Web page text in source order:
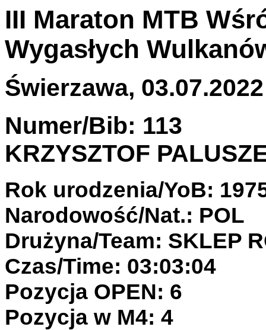
III Maraton MTB
Wygasłych
Świerzawa,
Numer/Bib: 113
KRZYSZTOF
Rok urodzenia/YoB:
Narodowość/Nat.: POL
Drużyna/Team: SKLEP
Czas/Time: 03:03:04
Pozycja OPEN: 6
Pozycja w M4: 4